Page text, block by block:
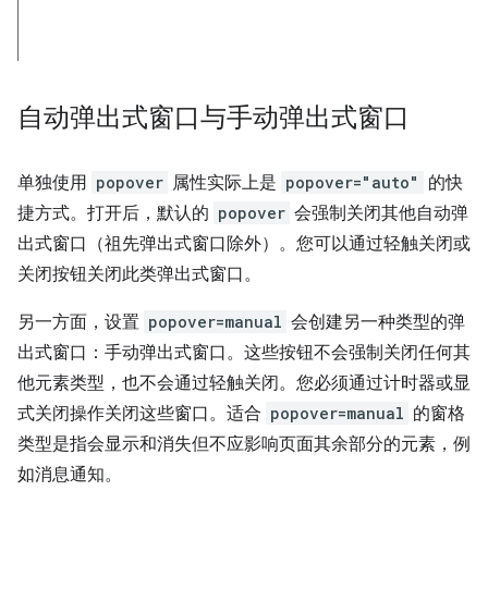
自动弹出式窗口与手动弹出式窗口
单独使用 popover 属性实际上是 popover="auto"
的快
捷方式。打开后，默认的 popover 会强制关闭其他自动弹
出式窗口（祖先弹出式窗口除外）。您可以通过轻触关闭或
关闭按钮关闭此类弹出式窗口。
另一方面，设置 popover=manual 会创建另一种类型的弹
出式窗口：手动弹出式窗口。这些按钮不会强制关闭任何其
他元素类型，也不会通过轻触关闭。您必须通过计时器或显
式关闭操作关闭这些窗口。适合 popover=manual 的窗格
类型是指会显示和消失但不应影响页面其余部分的元素，例
如消息通知。